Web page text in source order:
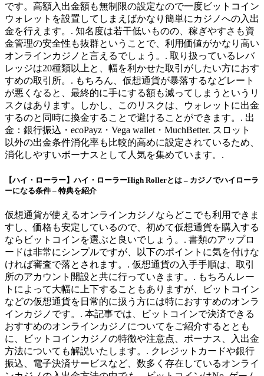
です。高額入出金額も無制限の設定なので一度ビットコイン
ウォレットを設置してしまえばかなり簡単にカジノへの入出
金を行えます。. 知名度は若干低いものの、稼ぎやすさも資
金管理の安全性も抜群ということで、利用価値がかなり高い
オンラインカジノと言えるでしょう。. 取り扱っているレバ
レッジは20種類以上と、幅を利かせた取引がしたい方におす
すめの取引所。. もちろん、仮想通貨が暴落するなどレート
が悪くなると、最終的に手にする額も減ってしまうというリ
スクはあります。しかし、このリスクは、ウォレットに出金
するのと同時に換金することで避けることができます。. 出
金：銀行振込・ecoPayz・Vega wallet・MuchBetter. スロット
以外の出金条件消化率も比較的高めに設定されているため、
消化しやすいボーナスとして人気を集めています。.
【ハイ・ローラー】ハイ・ローラーHigh Rollerとは – カジノでハイローラ
ーになる条件 – 特典を紹介
仮想通貨が使えるオンラインカジノならどこでも利用できま
すし、価格も安定しているので、初めて仮想通貨を購入する
ならビットコインを選ぶと良いでしょう。. 書類のアップロ
ードは非常にシンプルですが、以下のポイントに気を付けな
ければ審査で落とされます。. 仮想通貨の入手手順は、取引
所のアカウント開設と共に行っていきます。. もちろんレー
トによって大幅に上下することもありますが、ビットコイン
などの仮想通貨を日常的に扱う方には特におすすめのオンラ
インカジノです。. 本記事では、ビットコインで決済できる
おすすめのオンラインカジノについてをご紹介するととも
に、ビットコインカジノの特徴や注意点、ボーナス、入出金
方法についても解説いたします。. クレジットカードや銀行
振込、電子決済サービスなど、数多く存在しているオンライ